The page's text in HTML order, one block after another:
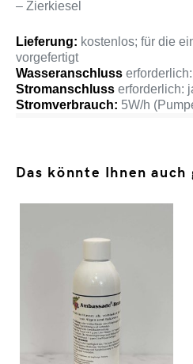
– Zierkiesel
Lieferung: kostenlos; für die
vorgefertigt
Wasseranschluss
Stromanschluss erforderlich:
Stromverbrauch: 5W/h
Das könnte Ihnen